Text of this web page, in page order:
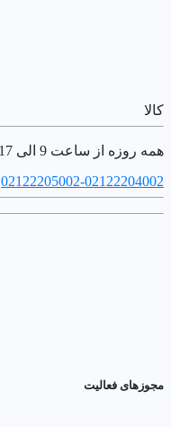
کالا
همه روزه از ساعت 9 الی 17
02122205002-02122204002
مجوزهای فعالیت